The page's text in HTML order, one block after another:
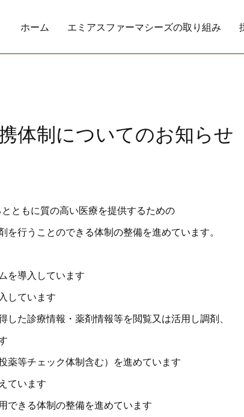
ホーム エミアスファーマシーズの取り組み
体制についてのお知らせ
ともに質の高い医療を提供するための
行うことのできる体制の整備を進めています。
を導入しています
しています
した診療情報・薬剤情報等を閲覧又は活用し調剤、
薬等チェック体制含む）を進めています
ています
できる体制の整備を進めています